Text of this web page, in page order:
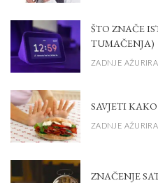
ŠTO ZNAČE
TUMAČENJA)
ZADNJE
SAVJETI
ZADNJE
ZNAČENJE